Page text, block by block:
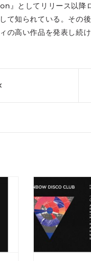
としてリリース以降
て知られている。その
の高い作品を発表し続け